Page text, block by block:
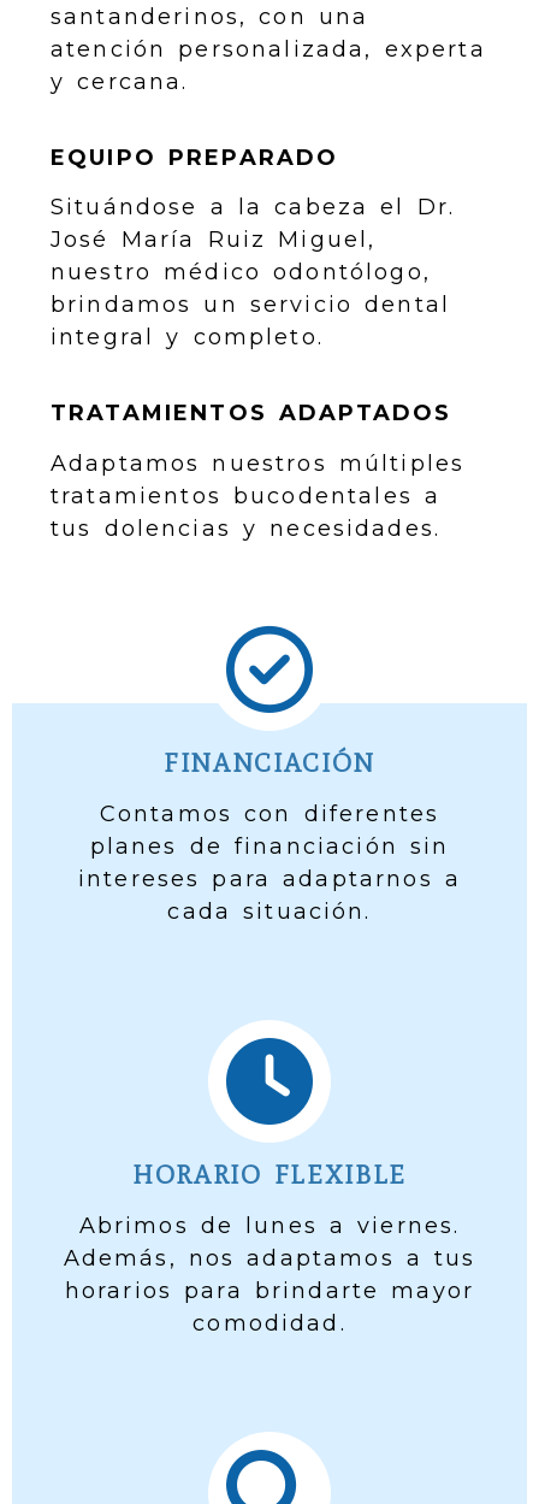
santanderinos, con una
atención personalizada, experta
y cercana.
EQUIPO PREPARADO
Situándose a la cabeza el Dr.
José María Ruiz Miguel,
nuestro médico odontólogo,
brindamos un servicio dental
integral y completo.
TRATAMIENTOS ADAPTADOS
Adaptamos nuestros múltiples
tratamientos bucodentales a
tus dolencias y necesidades.
FINANCIACIÓN
Contamos con diferentes
planes de financiación sin
intereses para adaptarnos a
cada situación.
HORARIO FLEXIBLE
Abrimos de lunes a viernes.
Además, nos adaptamos a tus
horarios para brindarte mayor
comodidad.